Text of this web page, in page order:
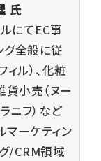
氏
にてEC事
グ全般に従
ル）、化粧
貨小売（ヌー
ニフ）など
ーケティン
/CRM領域